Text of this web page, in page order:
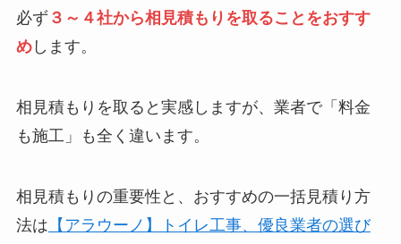
必ず ３～４社から相見積もりを取ることをおすす
めします。
相見積もりを取ると実感しますが、業者で「料金
も施工」も全く違います。
相見積もりの重要性と、おすすめの一括見積り方
法は 【アラウーノ】トイレ工事、優良業者の選び